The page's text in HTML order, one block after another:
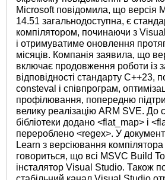
Microsoft повідомила, що версія
14.51 загальнодоступна, є
компілятором, починаючи з
і отримуватиме оновлення
місяців. Компанія заявила, що
включає продовження роботи із
відповідності стандарту C++23,
consteval і співпрограм,
профілювання, попередню
велику реалізацію ARM SVE. До
бібліотеки додано <flat_map> і
перероблено <regex>. У
Learn з версіювання
говориться, що всі MSVC Build
інсталятор Visual Studio. Також